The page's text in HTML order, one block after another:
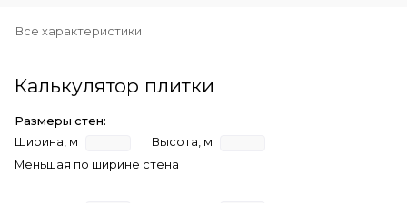
Все характеристики
Калькулятор плитки
Размеры стен:
Ширина, м
Высота, м
Меньшая по ширине стена